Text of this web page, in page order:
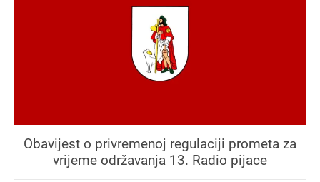
Obavijest o privremenoj regulaciji prometa za
vrijeme održavanja 13. Radio pijace